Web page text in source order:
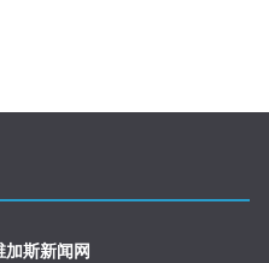
加斯新闻网